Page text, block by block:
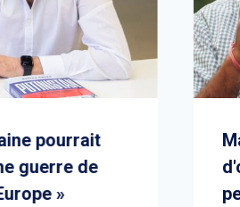
pourrait
guerre de
»